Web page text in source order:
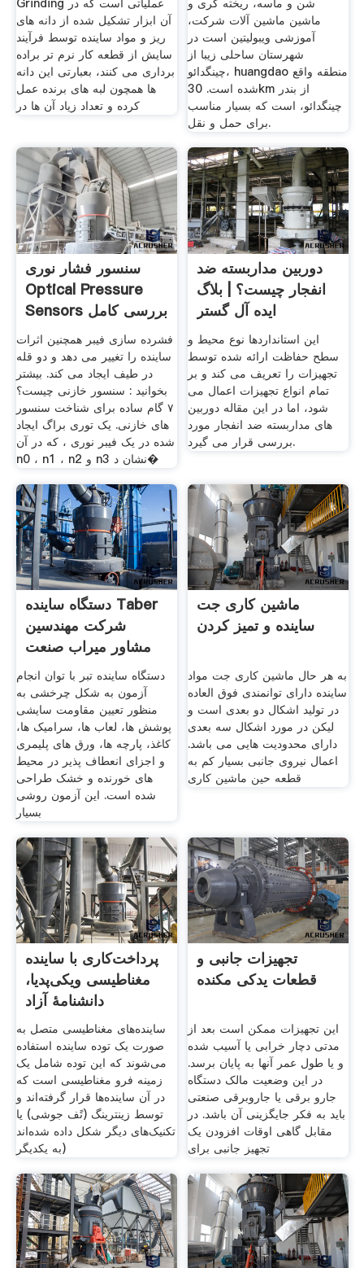
آن ابزار تشکیل شده از دانه های
ریز و مواد ساینده توسط فرآیند
سایش از قطعه کار نرم تر براده
برداری می کنند، بعبارتی این دانه
ها همچون لبه های برنده عمل
کرده و تعداد زیاد آن ها در
ماشین ماشین آلات شرکت،
آموزشی ویبولیتین است در
شهرستان ساحلی زیبا از
چینگدائو، huangdao منطقه واقع
شده است. 30km از بندر
چینگدائو، است که بسیار مناسب
برای حمل و نقل.
سنسور فشار نوری
Optical Pressure
Sensors بررسی کامل
صنعت تک
فشرده سازی فیبر همچنین اثرات
ساینده را تغییر می دهد و دو قله
در طیف ایجاد می کند. بیشتر
بخوانید : سنسور خازنی چیست؟
۷ گام ساده برای شناخت سنسور
های خازنی. یک توری براگ ایجاد
شده در یک فیبر نوری ، که در آن
n0 ، n1 ، n2 و n3 نشان د�
دوربین مداربسته ضد
انفجار چیست؟ | بلاگ
ایده آل گستر
این استانداردها نوع محیط و
سطح حفاظت ارائه شده توسط
تجهیزات را تعریف می کند و بر
تمام انواع تجهیزات اعمال می
شود، اما در این مقاله دوربین
های مداربسته ضد انفجار مورد
بررسی قرار می گیرد.
دستگاه ساینده Taber
شرکت مهندسین
مشاور میراب صنعت
راستین
دستگاه ساینده تبر با توان انجام
آزمون به شکل چرخشی به
منظور تعیین مقاومت سایشی
پوشش ها، لعاب ها، سرامیک ها،
کاغذ، پارچه ها، ورق های پلیمری
و اجزای انعطاف پذیر در محیط
های خورنده و خشک طراحی
شده است. این آزمون روشی
بسیار
ماشین کاری جت
ساینده و تمیز کردن
به هر حال ماشین کاری جت مواد
ساینده دارای توانمندی فوق العاده
در تولید اشکال دو بعدی است و
لیکن در مورد اشکال سه بعدی
دارای محدودیت هایی می باشد.
اعمال نیروی جانبی بسیار کم به
قطعه حین ماشین کاری
پرداخت‌کاری با ساینده
مغناطیسی ویکی‌پدیا،
دانشنامهٔ آزاد
ساینده‌های مغناطیسی متصل به
صورت یک توده ساینده استفاده
می‌شوند که این توده شامل یک
زمینه فرو مغناطیسی است که
در آن ساینده‌ها قرار گرفته‌اند و
توسط زینترینگ (تًف جوشی) یا
تکنیک‌های دیگر شکل داده شده‌اند
(به یکدیگر
تجهیزات جانبی و
قطعات یدکی مکنده
این تجهیزات ممکن است بعد از
مدتی دچار خرابی یا آسیب شده
و یا طول عمر آنها به پایان برسد.
در این وضعیت مالک دستگاه
جارو برقی یا جاروبرقی صنعتی
باید به فکر جایگزینی آن باشد. در
مقابل گاهی اوقات افزودن یک
تجهیز جانبی برای